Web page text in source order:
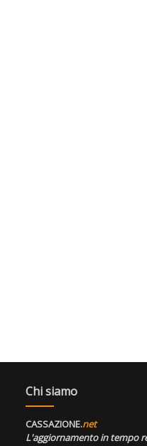
Chi siamo
CASSAZIONE.net
L'aggiornamento in tempo